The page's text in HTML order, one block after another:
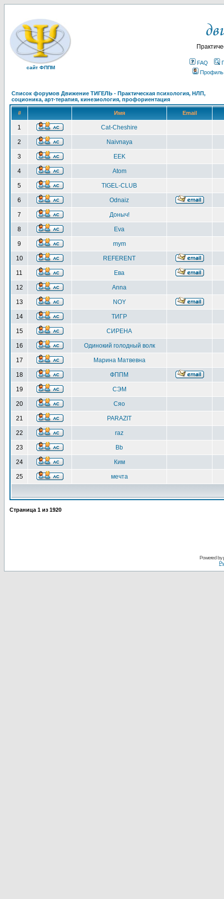
сайт ФППМ
FAQ
Профиль
Список форумов Движение ТИГЕЛЬ - Практическая психология, НЛП,
соционика, арт-терапия, кинезиология, профориентация
# Имя Email
1 Cat-Cheshire
2 Naivnaya
3 EEK
4 Atom
5 TIGEL-CLUB
6 Odnaiz
7 Доныч!
8 Eva
9 mym
10 REFERENT
11 Ева
12 Anna
13 NOY
14 ТИГР
15 СИРЕНА
16 Одинокий голодный волк
17 Марина Матвевна
18 ФППМ
19 СЭМ
20 Сяо
21 PARAZIT
22 raz
23 Bb
24 Ким
25 мечта
Страница 1 из 1920
Powered by